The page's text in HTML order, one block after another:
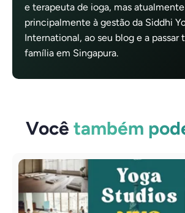
e terapeuta de ioga, mas
principalmente à gestão da Siddhi
International, ao seu blog e a passar
família em Singapura.
Você também